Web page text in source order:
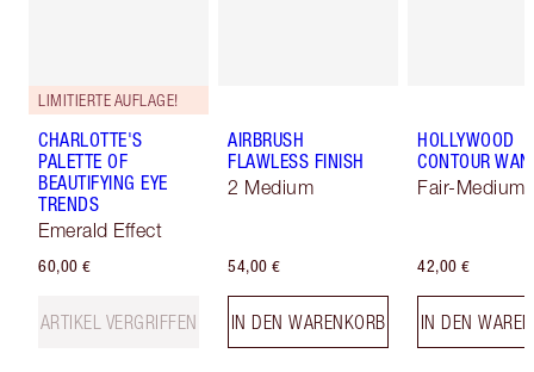
LIMITIERTE AUFLAGE!
CHARLOTTE'S
PALETTE OF
BEAUTIFYING EYE
TRENDS
Emerald Effect
60,00 €
ARTIKEL VERGRIFFEN
AIRBRUSH
FLAWLESS FINISH
2 Medium
54,00 €
IN DEN WARENKORB
HOLLYWOOD
CONTOUR
Fair-Medium
42,00 €
IN DEN